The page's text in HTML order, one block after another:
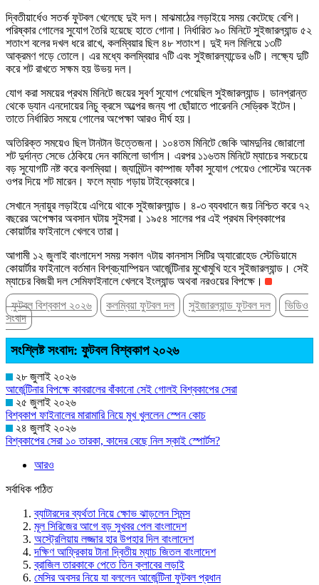
দ্বিতীয়ার্ধেও সতর্ক ফুটবল খেলেছে দুই দল। মাঝমাঠের লড়াইয়ে সময় কেটেছে বেশি।
পরিষ্কার গোলের সুযোগ তৈরি হয়েছে হাতে গোনা। নির্ধারিত ৯০ মিনিটে সুইজারল্যান্ড ৫২
শতাংশ বলের দখল ধরে রাখে, কলম্বিয়ার ছিল ৪৮ শতাংশ। দুই দল মিলিয়ে ১৩টি
আক্রমণ গড়ে তোলে। এর মধ্যে কলম্বিয়ার ৭টি এবং সুইজারল্যান্ডের ৬টি। লক্ষ্যে দুটি
করে শট রাখতে সক্ষম হয় উভয় দল।
যোগ করা সময়ের প্রথম মিনিটে জয়ের সুবর্ণ সুযোগ পেয়েছিল সুইজারল্যান্ড। ডানপ্রান্ত
থেকে ড্যান এনদোয়ের নিচু ক্রসে অল্পের জন্য পা ছোঁয়াতে পারেননি সেড্রিক ইটেন।
তাতে নির্ধারিত সময়ে গোলের অপেক্ষা আরও দীর্ঘ হয়।
অতিরিক্ত সময়েও ছিল টানটান উত্তেজনা। ১০৪তম মিনিটে জেকি আমদুনির জোরালো
শট দুর্দান্ত সেভে ঠেকিয়ে দেন কামিলো ভার্গাস। এরপর ১১৬তম মিনিটে ম্যাচের সবচেয়ে
বড় সুযোগটি নষ্ট করে কলম্বিয়া। জ্যামিন্টন কাম্পাজ ফাঁকা সুযোগ পেয়েও পোস্টের অনেক
ওপর দিয়ে শট মারেন। ফলে ম্যাচ গড়ায় টাইব্রেকারে।
সেখানে স্নায়ুর লড়াইয়ে এগিয়ে থাকে সুইজারল্যান্ড। ৪-৩ ব্যবধানে জয় নিশ্চিত করে ৭২
বছরের অপেক্ষার অবসান ঘটায় সুইসরা। ১৯৫৪ সালের পর এই প্রথম বিশ্বকাপের
কোয়ার্টার ফাইনালে খেলবে তারা।
আগামী ১২ জুলাই বাংলাদেশ সময় সকাল ৭টায় কানসাস সিটির অ্যারোহেড স্টেডিয়ামে
কোয়ার্টার ফাইনালে বর্তমান বিশ্বচ্যাম্পিয়ন আর্জেন্টিনার মুখোমুখি হবে সুইজারল্যান্ড। সেই
ম্যাচের বিজয়ী দল সেমিফাইনালে খেলবে ইংল্যান্ড অথবা নরওয়ের বিপক্ষে।
ফুটবল বিশ্বকাপ ২০২৬
কলম্বিয়া ফুটবল দল সুইজারল্যান্ড ফুটবল দল
ভিডিও
সংবাদ
সংশ্লিষ্ট সংবাদ: ফুটবল বিশ্বকাপ ২০২৬
২৮ জুলাই ২০২৬
আর্জেন্টিনার বিপক্ষে কাবরালের বাঁকানো সেই গোলই বিশ্বকাপের সেরা
২৫ জুলাই ২০২৬
বিশ্বকাপ ফাইনালের মারামারি নিয়ে মুখ খুললেন স্পেন কোচ
২৪ জুলাই ২০২৬
বিশ্বকাপের সেরা ১০ তারকা, কাদের বেছে নিল স্কাই স্পোর্টস?
আরও
সর্বাধিক পঠিত
ব্যাটারদের ব্যর্থতা নিয়ে ক্ষোভ ঝাড়লেন সিমন্স
মূল সিরিজের আগে বড় সুখবর পেল বাংলাদেশ
অস্ট্রেলিয়ায় লজ্জার হার উপহার দিল বাংলাদেশ
দক্ষিণ আফ্রিকায় টানা দ্বিতীয় ম্যাচ জিতল বাংলাদেশ
ব্রাজিল তারকাকে পেতে তিন ক্লাবের লড়াই
মেসির অবসর নিয়ে যা বললেন আর্জেন্টিনা ফুটবল প্রধান